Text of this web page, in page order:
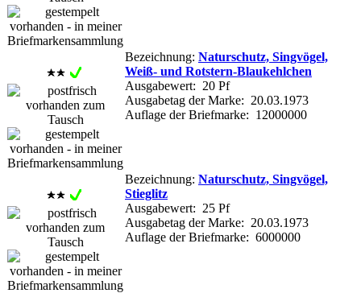
Bezeichnung: Naturschutz, Singvögel,
Weiß- und Rotstern-Blaukehlchen
Ausgabewert: 20 Pf
Ausgabetag der Marke: 20.03.1973
Auflage der Briefmarke: 12000000
Bezeichnung: Naturschutz, Singvögel,
Stieglitz
Ausgabewert: 25 Pf
Ausgabetag der Marke: 20.03.1973
Auflage der Briefmarke: 6000000